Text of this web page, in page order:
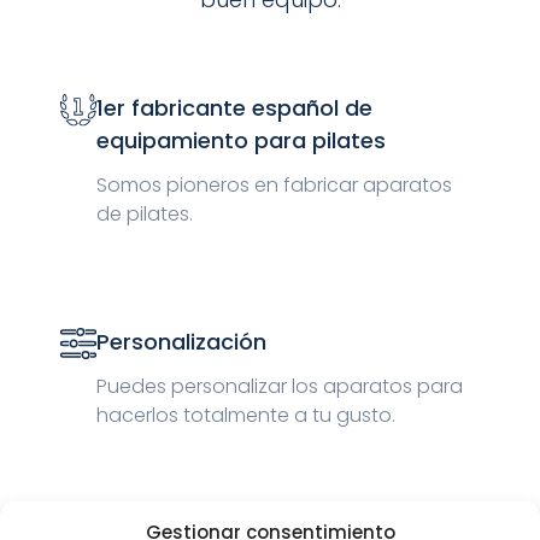
Gestionar consentimiento
1er fabricante español de
equipamiento para pilates
Somos pioneros en fabricar aparatos
de pilates.
Personalización
Puedes personalizar los aparatos para
hacerlos totalmente a tu gusto.